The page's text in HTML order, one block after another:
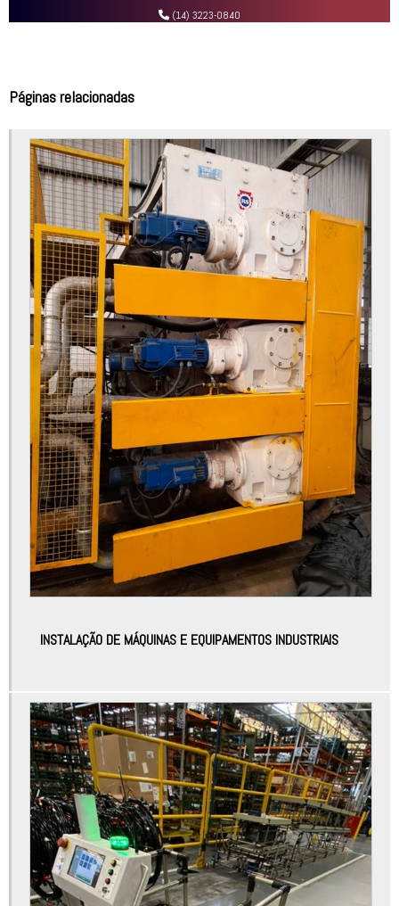
Adequação nr12 serra fita vertical
Análise de risco industrial
Análise de risco máquinas e equipamentos
Análise de risco nr12
Análise de risco plataforma elevatória
Análise de risco prensa hidráulica
Análise de risco projeto
Análise preliminar de risco nr12
Apreciação de riscos
Apreciação de riscos de máquinas e equipamentos
Apreciação de riscos hrn
Apreciação de riscos nr12
Atuadores automação
Atuadores automação industrial
Automação controladores
Automação de máquinas
Automação de máquinas e equipamentos
Automação de processos industriais e robótica
Automação elétrica
Automação elétrica industrial
Automação elétrica manutenção
Automação equipamentos industriais
Automação industrial bauru
(14) 3223-0840
Páginas relacionadas
INSTALAÇÃO DE MÁQUINAS E EQUIPAMENTOS INDUSTRIAIS